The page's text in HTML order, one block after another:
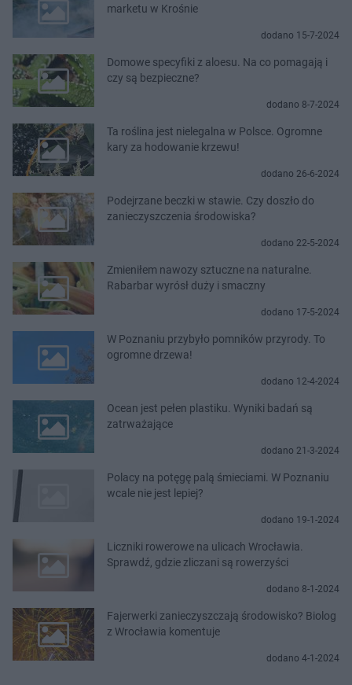
marketu w Krośnie
dodano 15-7-2024
Domowe specyfiki z aloesu. Na co pomagają i
czy są bezpieczne?
dodano 8-7-2024
Ta roślina jest nielegalna w Polsce. Ogromne
kary za hodowanie krzewu!
dodano 26-6-2024
Podejrzane beczki w stawie. Czy doszło do
zanieczyszczenia środowiska?
dodano 22-5-2024
Zmieniłem nawozy sztuczne na naturalne.
Rabarbar wyrósł duży i smaczny
dodano 17-5-2024
W Poznaniu przybyło pomników przyrody. To
ogromne drzewa!
dodano 12-4-2024
Ocean jest pełen plastiku. Wyniki badań są
zatrważające
dodano 21-3-2024
Polacy na potęgę palą śmieciami. W Poznaniu
wcale nie jest lepiej?
dodano 19-1-2024
Liczniki rowerowe na ulicach Wrocławia.
Sprawdź, gdzie zliczani są rowerzyści
dodano 8-1-2024
Fajerwerki zanieczyszczają środowisko? Biolog
z Wrocławia komentuje
dodano 4-1-2024